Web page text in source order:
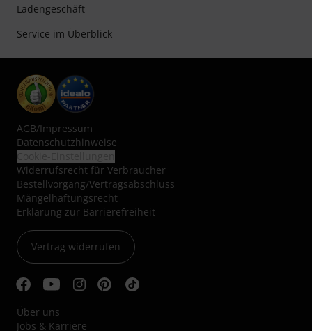
Ladengeschäft
Service im Überblick
AGB/Impressum
Datenschutzhinweise
Widerrufsrecht für Verbraucher
Bestellvorgang/Vertragsabschluss
Mängelhaftungsrecht
Erklärung zur Barrierefreiheit
Vertrag widerrufen
Über uns
Jobs & Karriere